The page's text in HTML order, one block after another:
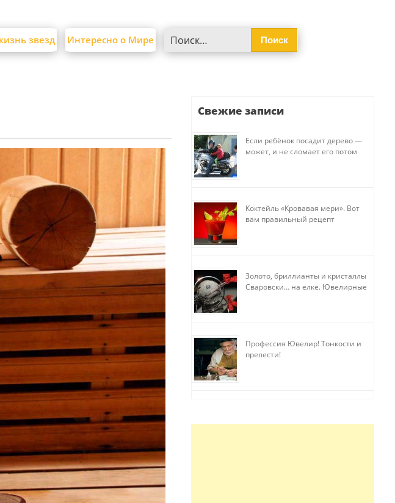
звезд Интересно о Мире
Свежие записи
Если ребёнок посадит дерево —
может, и не сломает его потом
Коктейль «Кровавая мери». Вот
вам правильный рецепт
Золото, бриллианты и кристаллы
Сваровски… на елке. Ювелирные
Профессия Ювелир! Тонкости и
прелести!